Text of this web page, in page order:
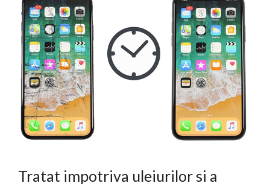
Tratat impotriva uleiurilor si a